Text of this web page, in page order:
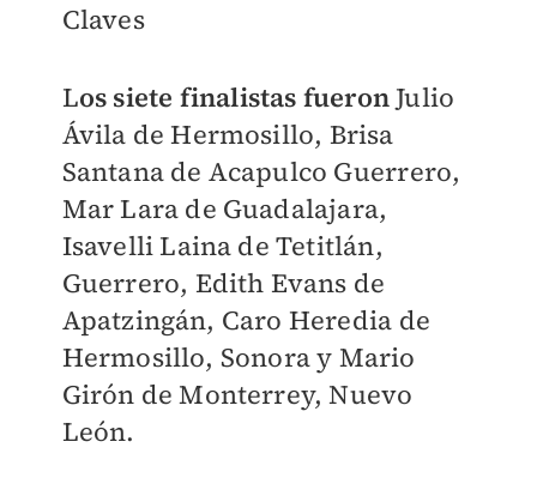
Claves
Los siete finalistas fueronJulio
Ávila de Hermosillo, Brisa
Santana de Acapulco Guerrero,
Mar Lara de Guadalajara,
Isavelli Laina de Tetitlán,
Guerrero, Edith Evans de
Apatzingán, Caro Heredia de
Hermosillo, Sonora y Mario
Girón de Monterrey, Nuevo
León.